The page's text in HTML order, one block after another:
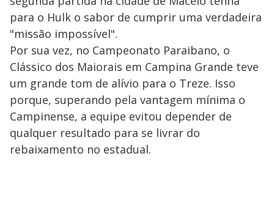
para o Hulk o sabor de cumprir uma verdadeira
"missão impossível".
Por sua vez, no Campeonato Paraibano, o
Clássico dos Maiorais em Campina Grande teve
um grande tom de alívio para o Treze. Isso
porque, superando pela vantagem mínima o
Campinense, a equipe evitou depender de
qualquer resultado para se livrar do
rebaixamento no estadual.